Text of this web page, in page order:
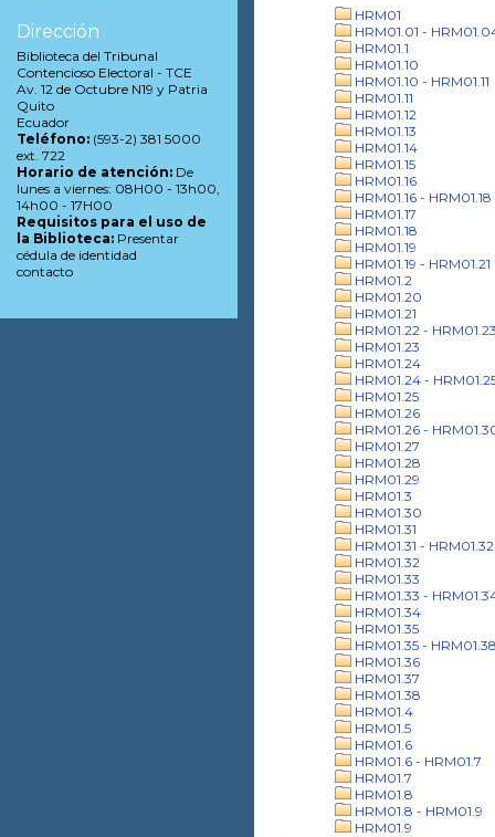
HRM01
HRM01.01 -
HRM01.1
HRM01.10
HRM01.10 - HRM01.11
HRM01.11
HRM01.12
HRM01.13
HRM01.14
HRM01.15
HRM01.16
HRM01.16 - HRM01.18
HRM01.17
HRM01.18
HRM01.19
HRM01.19 - HRM01.21
HRM01.2
HRM01.20
HRM01.21
HRM01.22 -
HRM01.23
HRM01.24
HRM01.24 -
HRM01.25
HRM01.26
HRM01.26 -
HRM01.27
HRM01.28
HRM01.29
HRM01.3
HRM01.30
HRM01.31
HRM01.31 - HRM01.32
HRM01.32
HRM01.33
HRM01.33 -
HRM01.34
HRM01.35
HRM01.35 -
HRM01.36
HRM01.37
HRM01.38
HRM01.4
HRM01.5
HRM01.6
HRM01.6 - HRM01.7
HRM01.7
HRM01.8
HRM01.8 - HRM01.9
HRM01.9
Dirección
Biblioteca del Tribunal
Contencioso Electoral - TCE
Av. 12 de Octubre N19 y Patria
Quito
Ecuador
Teléfono: (593-2) 381 5000
ext. 722
Horario de atención: De
lunes a viernes: 08H00 - 13h00,
14h00 - 17H00
Requisitos para el uso de
la Biblioteca: Presentar
cédula de identidad
contacto